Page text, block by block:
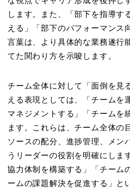
します。また、「部下を指導す
える」「部下のパフォーマンス
言葉は、より具体的な業務遂行
てた関わり方を示唆します。
チーム全体に対して「面倒を見
える表現としては、「チームを
マネジメントする」「チームを
ます。これらは、チーム全体の
ソースの配分、進捗管理、メン
うリーダーの役割を明確にしま
協力体制を構築する」「チーム
ームの課題解決を促進する」と